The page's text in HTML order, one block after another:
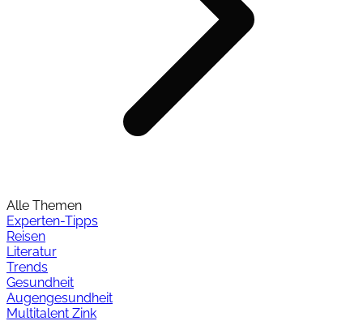
Alle Themen
Experten-Tipps
Reisen
Literatur
Trends
Gesundheit
Augengesundheit
Multitalent Zink